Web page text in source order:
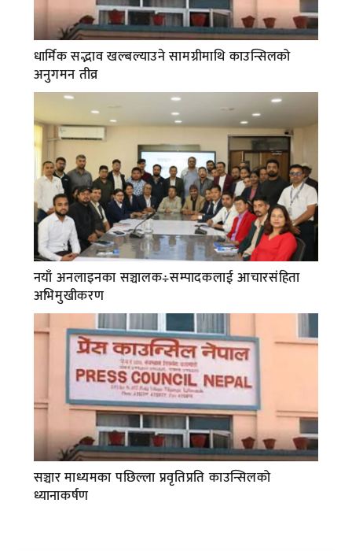
धार्मिक सद्भाव खल्बल्याउने सामग्रीमाथि काउन्सिलको
अनुगमन तीव्र
नयाँ अनलाइनका सञ्चालक÷सम्पादकलाई आचारसंहिता
अभिमुखीकरण
सञ्चार माध्यमका पछिल्ला प्रवृतिप्रति काउन्सिलको
ध्यानाकर्षण